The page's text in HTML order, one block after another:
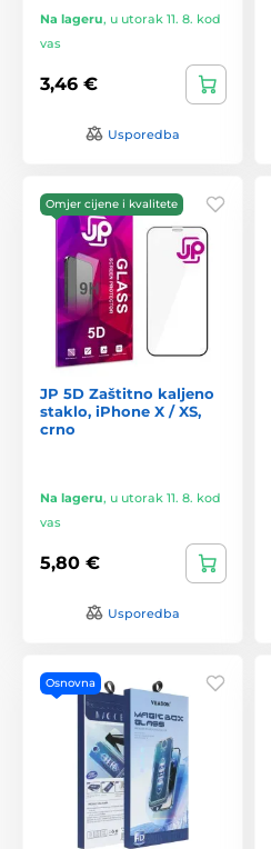
Na lageru, u utorak 11. 8. kod
vas
3,46 €
Usporedba
Omjer cijene i kvalitete
JP 5D Zaštitno kaljeno
staklo, iPhone X / XS,
crno
Na lageru, u utorak 11. 8. kod
vas
5,80 €
Usporedba
Osnovna